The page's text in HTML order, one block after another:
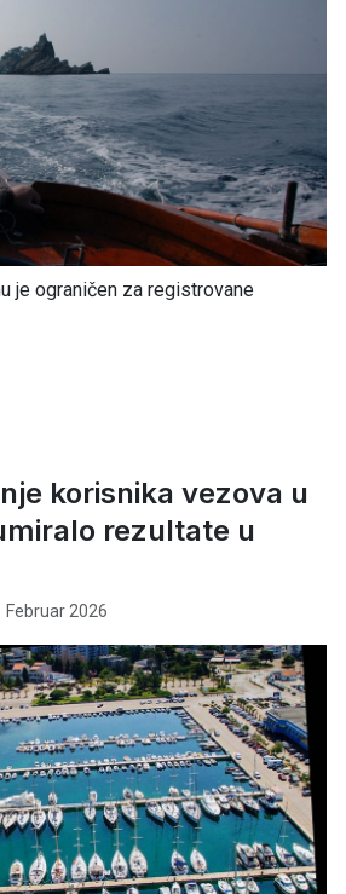
je ograničen za registrovane
korisnika vezova u
rezultate u
Februar 2026